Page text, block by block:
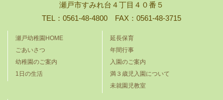
瀬戸市すみれ台４丁目４０番５
TEL：0561-48-4800 FAX：0561-48-3715
瀬戸幼稚園HOME
ごあいさつ
幼稚園のご案内
1日の生活
延長保育
年間行事
入園のご案内
満３歳児入園について
未就園児教室